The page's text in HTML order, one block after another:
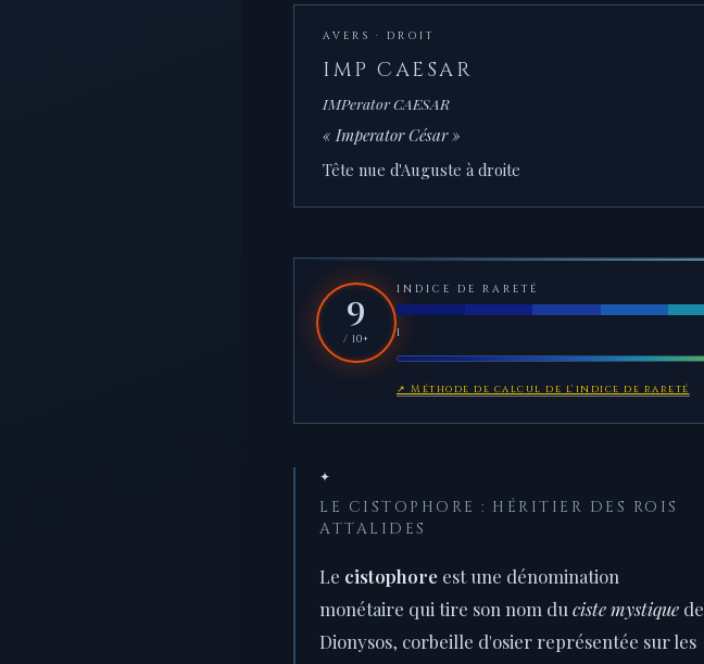
AVERS · DROIT
IMP CAESAR
IMPerator CAESAR
« Imperator César »
Tête nue d'Auguste à droite
9
/ 10+
INDICE DE RARETÉ
1
↗ Méthode de calcul de l'indice de rareté
✦
LE CISTOPHORE : HÉRITIER DES ROIS
ATTALIDES
Le cistophore est une dénomination
monétaire qui tire son nom du ciste mystique de
Dionysos, corbeille d'osier représentée sur les